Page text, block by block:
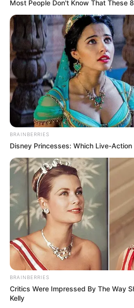
(foto:
7. Varietas mini love termasuk
sekitar 2,2 kg, namun kulitnya
tahan lebih baik dan tidak
Most People Don't Know That These
BRAINBERRIES
Disney Princesses: Which Live-Action
BRAINBERRIES
Critics Were Impressed By The Way
Kelly